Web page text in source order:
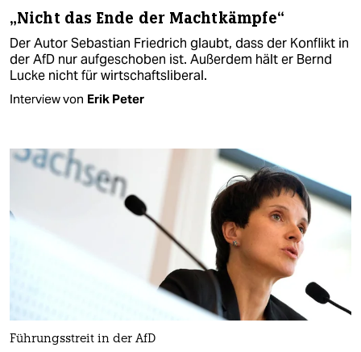
„Nicht das Ende der Machtkämpfe“
Der Autor Sebastian Friedrich glaubt, dass der Konflikt in
der AfD nur aufgeschoben ist. Außerdem hält er Bernd
Lucke nicht für wirtschaftsliberal.
Interview von Erik Peter
Führungsstreit in der AfD